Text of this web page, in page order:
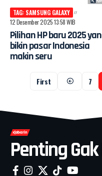
TAG: SAMSUNG GALAXY
12 Desember 2025 13:58 WIB
Pilihan HP baru 2025
bikin pasar Indonesia
makin seru
First 7
Penting